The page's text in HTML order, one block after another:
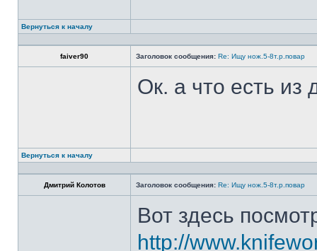
Вернуться к началу
faiver90 Заголовок сообщения: Re: Ищу нож.5-8т.р.повар
Ок. а что есть из
Вернуться к началу
Дмитрий Колотов Заголовок сообщения: Re: Ищу нож.5-8т.р.повар
Вот здесь
http://